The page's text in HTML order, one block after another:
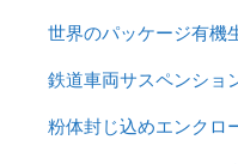
世界のパッケージ有
鉄道車両サスペンシ
粉体封じ込めエンク